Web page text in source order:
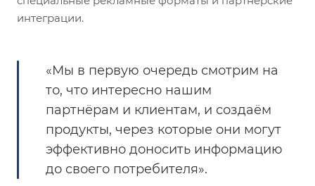
интеграции.
«Мы в первую очередь смотрим на
то, что интересно нашим
партнёрам и клиентам, и создаём
продукты, через которые они могут
эффективно доносить информацию
до своего потребителя».